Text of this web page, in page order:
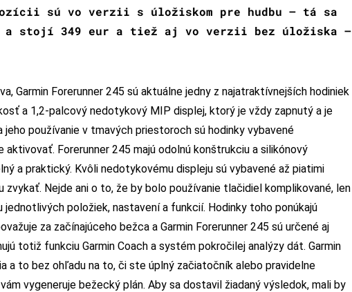
sú vo verzii s úložiskom pre hudbu – tá sa
a stojí 349 eur a tiež aj vo verzii bez úložiska –
Garmin Forerunner 245 sú aktuálne jedny z najatraktívnejších hodiniek
a 1,2-palcový nedotykový MIP displej, ktorý je vždy zapnutý a je
jeho používanie v tmavých priestoroch sú hodinky vybavené
Forerunner 245 majú odolnú konštrukciu a silikónový
a praktický. Kvôli nedotykovému displeju sú vybavené až piatimi
Nejde ani o to, že by bolo používanie tlačidiel komplikované, len
položiek, nastavení a funkcií. Hodinky toho ponúkajú
za začínajúceho bežca a Garmin Forerunner 245 sú určené aj
totiž funkciu Garmin Coach a systém pokročilej analýzy dát. Garmin
a to bez ohľadu na to, či ste úplný začiatočník alebo pravidelne
vygeneruje bežecký plán. Aby sa dostavil žiadaný výsledok, mali by